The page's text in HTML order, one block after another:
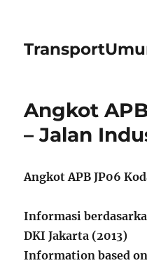
Angkot
– Jalan
Angkot APB JP06
Informasi
DKI Jakarta (2013)
Information based